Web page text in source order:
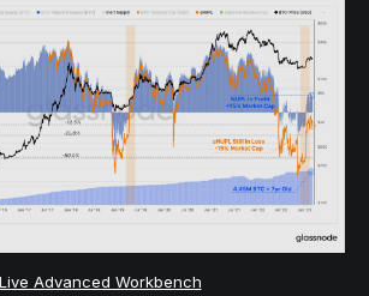
Live Advanced Workbench